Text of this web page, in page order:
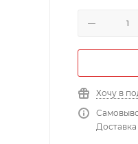
Хочу в
Доставка